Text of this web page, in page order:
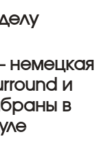
немецкая
и
в